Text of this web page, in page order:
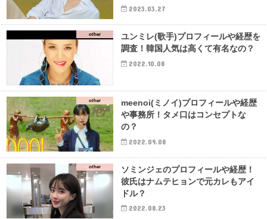
2023.03.27
other
ユンミレ(歌手)プロフィールや経歴を
調査！韓国人気は高くて有名なの？
2022.10.08
other
meenoi(ミノイ)プロフィールや経歴
や事務所！タメ口はコンセプトな
の？
2022.09.08
other
ソミンジェのプロフィールや経歴！
彼氏はナムテヒョンで元カレもアイ
ドル？
2022.08.23